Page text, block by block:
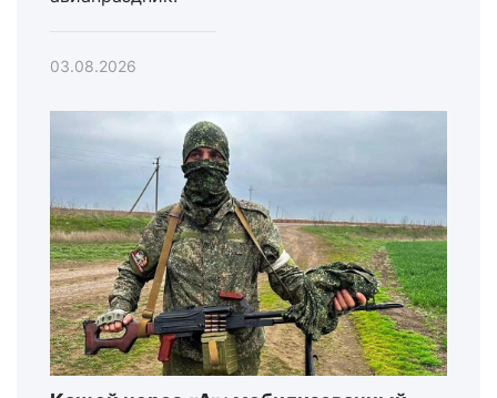
03.08.2026